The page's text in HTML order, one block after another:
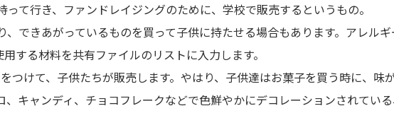
て行き、ファンドレイジングのために、学校で販売するというもの。
できあがっているものを買って子供に持たせる場合もあります。アレル
する材料を共有ファイルのリストに入力します。
つけて、子供たちが販売します。やはり、子供達はお菓子を買う時に、味
キャンディ、チョコフレークなどで色鮮やかにデコレーションされてい